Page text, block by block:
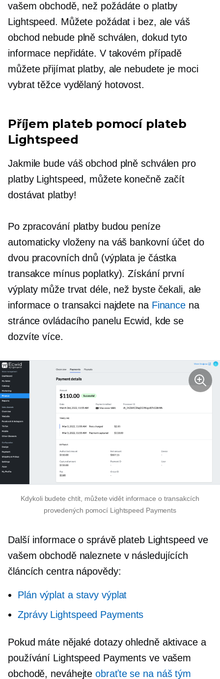
vašem obchodě, než požádáte o platby
Lightspeed. Můžete požádat i bez, ale váš
obchod nebude plně schválen, dokud tyto
informace nepřidáte. V takovém případě
můžete přijímat platby, ale nebudete je moci
vybrattěžce vydělanýhotovost.
Příjem plateb pomocí plateb
Lightspeed
Jakmile bude váš obchod plně schválen pro
platby Lightspeed, můžete konečně začít
dostávat platby!
Po zpracování platby budou peníze
automaticky vloženy na váš bankovní účet do
dvou pracovních dnů (výplata je částka
transakce mínus poplatky). Získání první
výplaty může trvat déle, než byste čekali, ale
informace o transakci najdete na Finance na
stránce ovládacího panelu Ecwid, kde se
dozvíte více.
Kdykoli budete chtít, můžete vidět informace o transakcích
provedených pomocí Lightspeed Payments
Další informace o správě plateb Lightspeed ve
vašem obchodě naleznete v následujících
článcích centra nápovědy:
Plán výplat a stavy výplat
Zprávy Lightspeed Payments
Pokud máte nějaké dotazy ohledně aktivace a
používání Lightspeed Payments ve vašem
obchodě, neváhejteobraťte se na náš tým